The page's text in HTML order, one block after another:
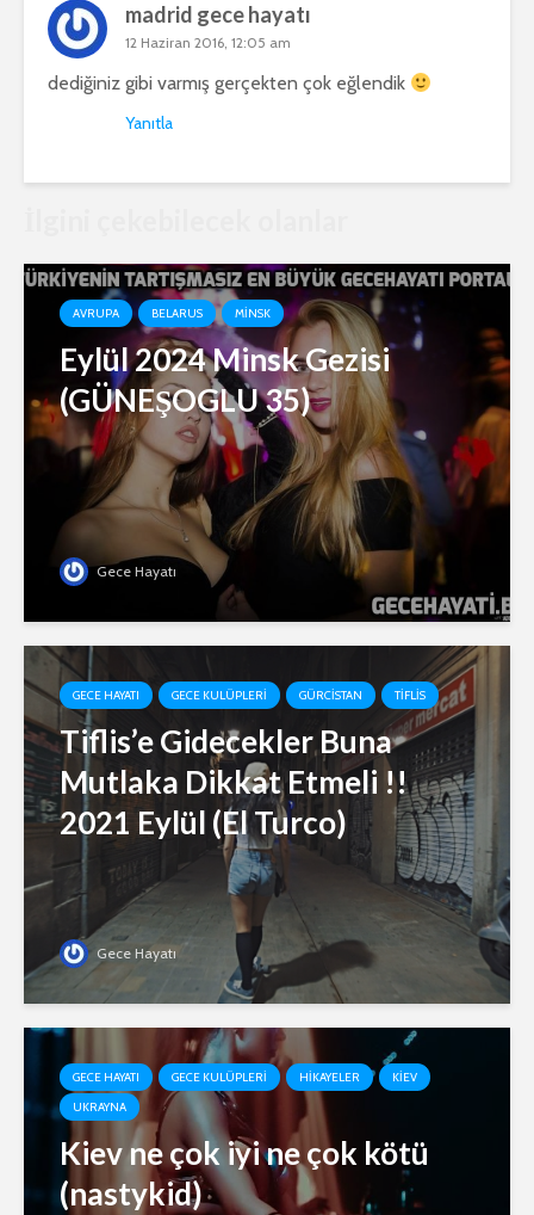
madrid gece hayatı
12 Haziran 2016, 12:05 am
dediğiniz gibi varmış gerçekten çok eğlendik
Yanıtla
AVRUPA BELARUS MINSK
Eylül 2024 Minsk Gezisi
(GÜNEŞOGLU 35)
Gece Hayatı
GECE HAYATI GECE KULÜPLERI GÜRCISTAN TIFLIS
Tiflis’e Gidecekler Buna
Mutlaka Dikkat Etmeli !!
2021 Eylül (El Turco)
Gece Hayatı
GECE HAYATI GECE KULÜPLERI HIKAYELER
KIEV
UKRAYNA
Kiev ne çok iyi ne çok kötü
(nastykid)